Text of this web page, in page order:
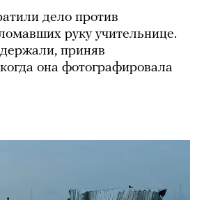
дело против
руку учительнице.
приняв
она фотографировала